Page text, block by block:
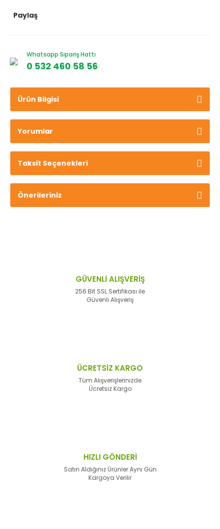
Paylaş
Whatsapp Sipariş Hattı
0 532 460 58 56
Ürün Bilgisi
Yorumlar
Taksit Seçenekleri
Önerileriniz
GÜVENLİ ALIŞVERİŞ
256 Bit SSL Sertifikası ile
Güvenli Alışveriş
ÜCRETSİZ KARGO
Tüm Alışverişlerinizde
Ücretsiz Kargo
HIZLI GÖNDERİ
Satın Aldığınız Ürünler Aynı Gün
Kargoya Verilir